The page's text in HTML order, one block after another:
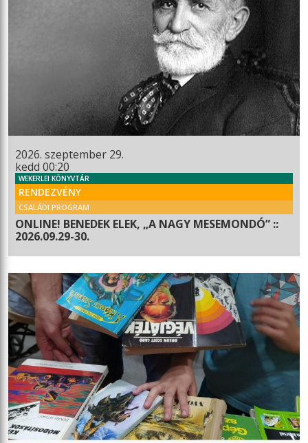
2026. szeptember 29.
kedd 00:20
WEKERLEI KÖNYVTÁR
RENDEZVÉNY
CSALÁDI PROGRAM
ONLINE! BENEDEK ELEK, „A NAGY MESEMONDÓ” ::
2026.09.29-30.